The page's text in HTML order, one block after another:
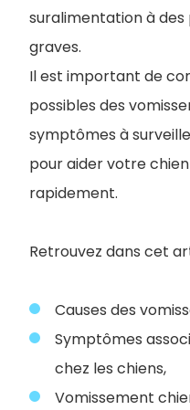
suralimentation à
graves.
Il est important de
possibles des
symptômes à
pour aider votre
rapidement.
Retrouvez dans cet
Causes des
Symptômes
chez les chiens,
Vomissement